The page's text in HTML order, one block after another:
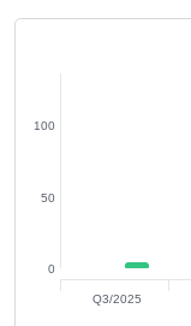
0
50
100
Q3/2025
SẢN
khoán
đạo